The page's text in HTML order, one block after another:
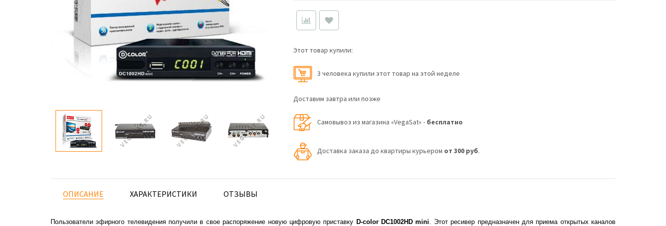
Этот товар купили:
3 человекa купили этот товар на этой неделе
Доставим завтра или позже
Самовывоз из магазина «VegaSat» - бесплатно
Доставка заказа до квартиры курьером от 300 руб.
ОПИСАНИЕ ХАРАКТЕРИСТИКИ ОТЗЫВЫ
Пользователи эфирного телевидения получили в свое распоряжение новую цифровую приставку D-color DC1002HD mini. Этот ресивер предназначен для приема открытых каналов